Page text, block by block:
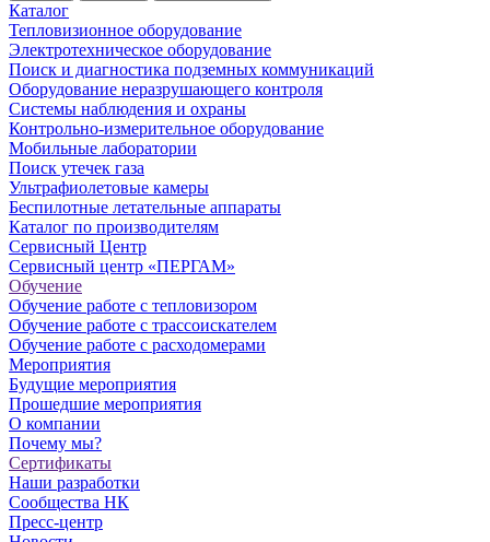
Каталог
Тепловизионное оборудование
Электротехническое оборудование
Поиск и диагностика подземных коммуникаций
Оборудование неразрушающего контроля
Системы наблюдения и охраны
Контрольно-измерительное оборудование
Мобильные лаборатории
Поиск утечек газа
Ультрафиолетовые камеры
Беспилотные летательные аппараты
Каталог по производителям
Сервисный Центр
Сервисный центр «ПЕРГАМ»
Обучение
Обучение работе с тепловизором
Обучение работе с трассоискателем
Обучение работе с расходомерами
Мероприятия
Будущие мероприятия
Прошедшие мероприятия
О компании
Почему мы?
Сертификаты
Наши разработки
Сообщества НК
Пресс-центр